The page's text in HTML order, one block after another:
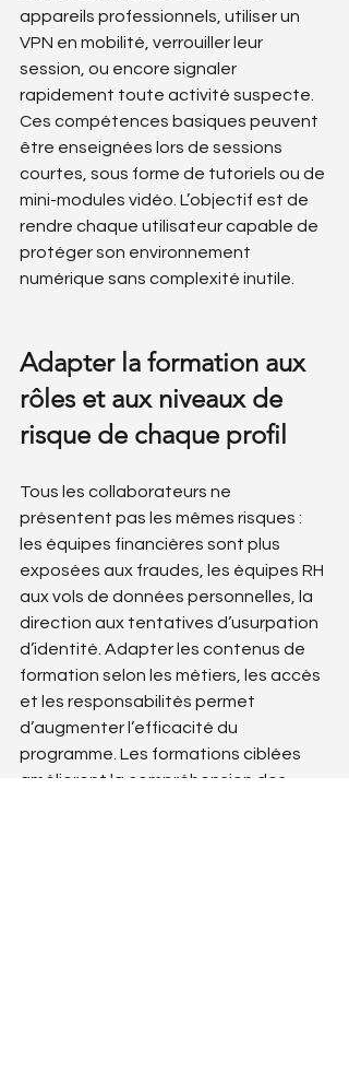
appareils professionnels, utiliser un
VPN en mobilité, verrouiller leur
session, ou encore signaler
rapidement toute activité suspecte.
Ces compétences basiques peuvent
être enseignées lors de sessions
courtes, sous forme de tutoriels ou de
mini-modules vidéo. L’objectif est de
rendre chaque utilisateur capable de
protéger son environnement
numérique sans complexité inutile.
Adapter la formation aux
rôles et aux niveaux de
risque de chaque profil
Tous les collaborateurs ne
présentent pas les mêmes risques :
les équipes financières sont plus
exposées aux fraudes, les équipes RH
aux vols de données personnelles, la
direction aux tentatives d’usurpation
d’identité. Adapter les contenus de
formation selon les métiers, les accès
et les responsabilités permet
d’augmenter l’efficacité du
programme. Les formations ciblées
améliorent la compréhension des